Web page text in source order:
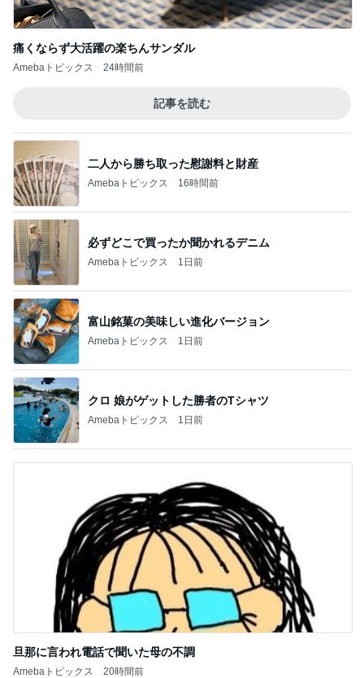
痛くならず大活躍の楽ちんサンダル
Amebaトピックス 24時間前
記事を読む
二人から勝ち取った慰謝料と財産
Amebaトピックス 16時間前
必ずどこで買ったか聞かれるデニム
Amebaトピックス 1日前
富山銘菓の美味しい進化バージョン
Amebaトピックス 1日前
クロ 娘がゲットした勝者のTシャツ
Amebaトピックス 1日前
旦那に言われ電話で聞いた母の不調
Amebaトピックス 20時間前